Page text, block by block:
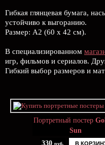
Гибкая глянцевая бумага,
устойчиво к выгоранию.
Размер: А2 (60 х 42 см).
В специализированном
игр, фильмов и сериалов.
Гибкий выбор размеров и
Портретный постер
Sun
330 руб. В